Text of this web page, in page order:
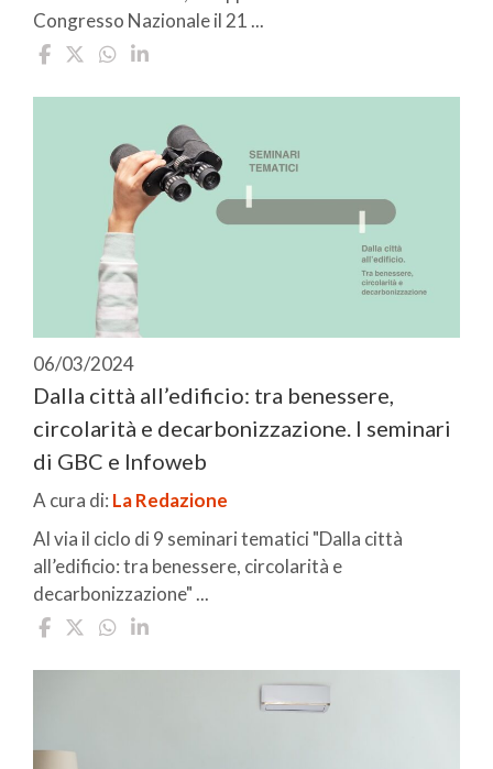
Congresso Nazionale il 21 ...
06/03/2024
Dalla città all’edificio: tra benessere,
circolarità e decarbonizzazione. I seminari
di GBC e Infoweb
A cura di: La Redazione
Al via il ciclo di 9 seminari tematici "Dalla città
all’edificio: tra benessere, circolarità e
decarbonizzazione" ...